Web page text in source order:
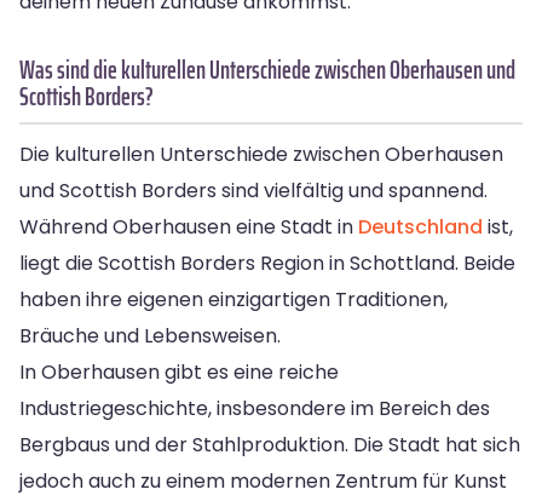
Was sind die kulturellen Unterschiede zwischen Oberhausen und
Scottish Borders?
Die kulturellen Unterschiede zwischen Oberhausen
und Scottish Borders sind vielfältig und spannend.
Während Oberhausen eine Stadt in Deutschland ist,
liegt die Scottish Borders Region in Schottland. Beide
haben ihre eigenen einzigartigen Traditionen,
Bräuche und Lebensweisen.
In Oberhausen gibt es eine reiche
Industriegeschichte, insbesondere im Bereich des
Bergbaus und der Stahlproduktion. Die Stadt hat sich
jedoch auch zu einem modernen Zentrum für Kunst